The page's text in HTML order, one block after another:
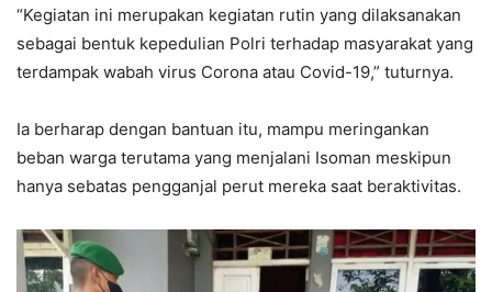
“Kegiatan ini merupakan kegiatan rutin yang dilaksanakan
sebagai bentuk kepedulian Polri terhadap masyarakat yang
terdampak wabah virus Corona atau Covid-19,” tuturnya.
Ia berharap dengan bantuan itu, mampu meringankan
beban warga terutama yang menjalani Isoman meskipun
hanya sebatas pengganjal perut mereka saat beraktivitas.